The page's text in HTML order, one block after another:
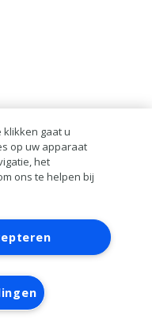
Inloggen
Algemene
voorwaarden
klikken gaat u
op uw apparaat
het
ons te helpen bij